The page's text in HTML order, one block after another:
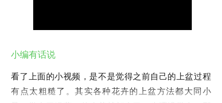
小编有话说
看了上面的小视频，是不是觉得之前自己的上盆过程
有点太粗糙了。其实各种花卉的上盆方法都大同小